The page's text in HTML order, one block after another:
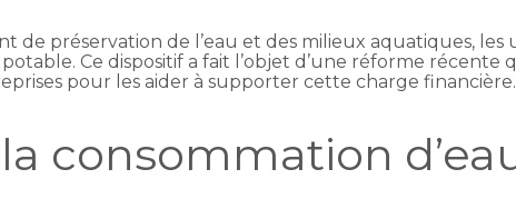
de préservation de l’eau et des milieux aquatiques, les
Ce dispositif a fait l’objet d’une réforme récente
pour les aider à supporter cette charge
consommation